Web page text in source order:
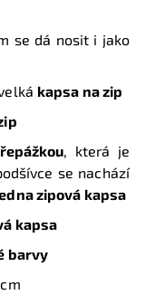
se dá nosit i jako
kapsa na zip
, která je
se nachází
zipová kapsa
kapsa
barvy